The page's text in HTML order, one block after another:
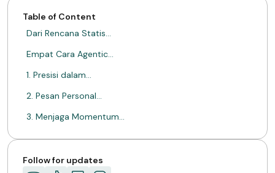
Table of Content
Dari Rencana Statis…
Empat Cara Agentic…
1. Presisi dalam…
2. Pesan Personal…
3. Menjaga Momentum…
4. Penyesuaian Berbasis…
Mengapa Saat Ini?
Follow for updates